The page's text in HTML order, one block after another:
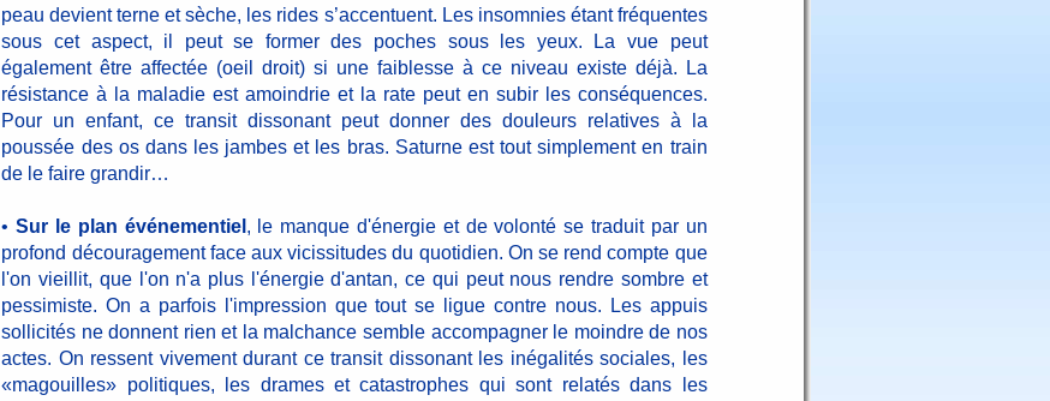
peau devient terne et sèche, les rides s’accentuent. Les insomnies étant fréquentes
sous cet aspect, il peut se former des poches sous les yeux. La vue peut
également être affectée (oeil droit) si une faiblesse à ce niveau existe déjà. La
résistance à la maladie est amoindrie et la rate peut en subir les conséquences.
Pour un enfant, ce transit dissonant peut donner des douleurs relatives à la
poussée des os dans les jambes et les bras. Saturne est tout simplement en train
de le faire grandir…
•Sur le plan événementiel , le manque d'énergie et de volonté se traduit par un
profond découragement face aux vicissitudes du quotidien. On se rend compte que
l'on vieillit, que l'on n'a plus l'énergie d'antan, ce qui peut nous rendre sombre et
pessimiste. On a parfois l'impression que tout se ligue contre nous. Les appuis
sollicités ne donnent rien et la malchance semble accompagner le moindre de nos
actes. On ressent vivement durant ce transit dissonant les inégalités sociales, les
«magouilles» politiques, les drames et catastrophes qui sont relatés dans les